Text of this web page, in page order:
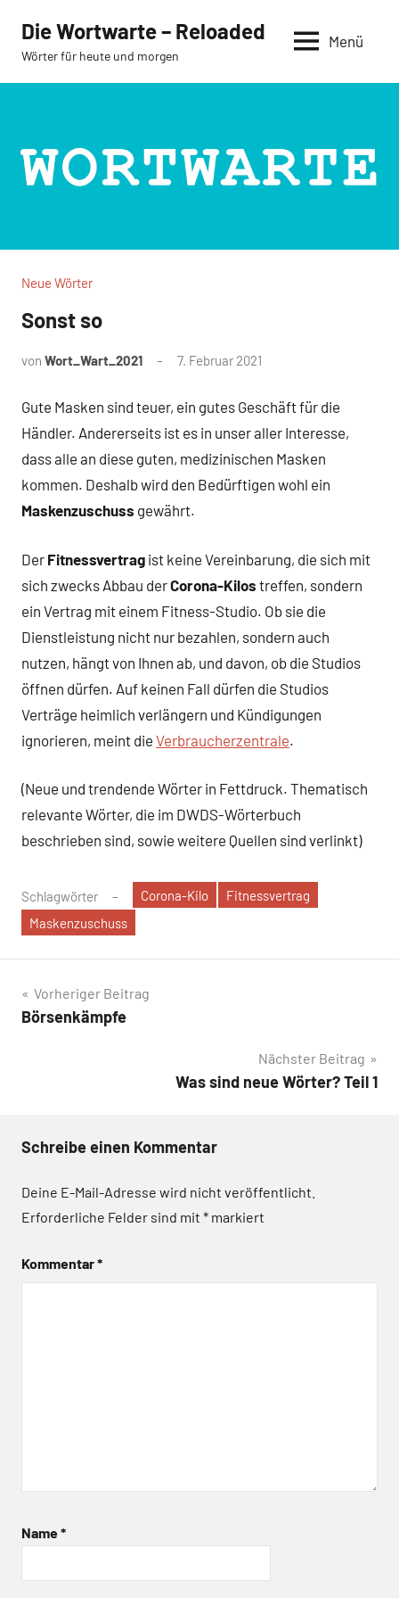
Inhalt
springen
Die Wortwarte – Reloaded
Wörter für heute und morgen
Menü
Neue Wörter
Sonst so
von Wort_Wart_2021 7. Februar 2021
Gute Masken sind teuer, ein gutes Geschäft für die
Händler. Andererseits ist es in unser aller Interesse,
dass alle an diese guten, medizinischen Masken
kommen. Deshalb wird den Bedürftigen wohl ein
Maskenzuschuss gewährt.
Der Fitnessvertrag ist keine Vereinbarung, die sich mit
sich zwecks Abbau derCorona-Kilos treffen, sondern
ein Vertrag mit einem Fitness-Studio. Ob sie die
Dienstleistung nicht nur bezahlen, sondern auch
nutzen, hängt von Ihnen ab, und davon, ob die Studios
öffnen dürfen. Auf keinen Fall dürfen die Studios
Verträge heimlich verlängern und Kündigungen
ignorieren, meint die Verbraucherzentrale.
(Neue und trendende Wörter in Fettdruck. Thematisch
relevante Wörter, die im DWDS-Wörterbuch
beschrieben sind, sowie weitere Quellen sind verlinkt)
Schlagwörter Corona-Kilo
Fitnessvertrag
Maskenzuschuss
Beitragsnavigation
Vorheriger Beitrag
Börsenkämpfe
Nächster Beitrag
Was sind neue Wörter? Teil 1
Schreibe einen Kommentar
Deine E-Mail-Adresse wird nicht veröffentlicht.
Erforderliche Felder sind mit * markiert
Kommentar*
Name*